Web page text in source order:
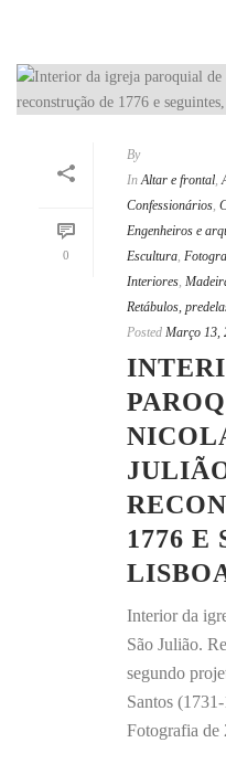
0
By
In Altar e frontal,
Confessionários,
Engenheiros e
Escultura,
Interiores,
Retábulos,
Posted Março 13,
1776 E
Interior da
São Julião.
segundo
Santos
Fotografia de